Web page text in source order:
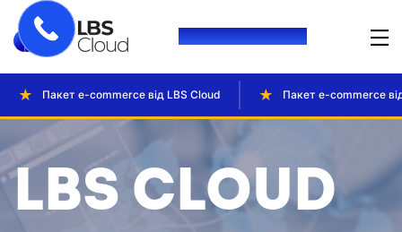
+380 (93) 264 76 42
Пакет e-commerce від LBS Cloud Пакет e-commerce
LBS Cloud